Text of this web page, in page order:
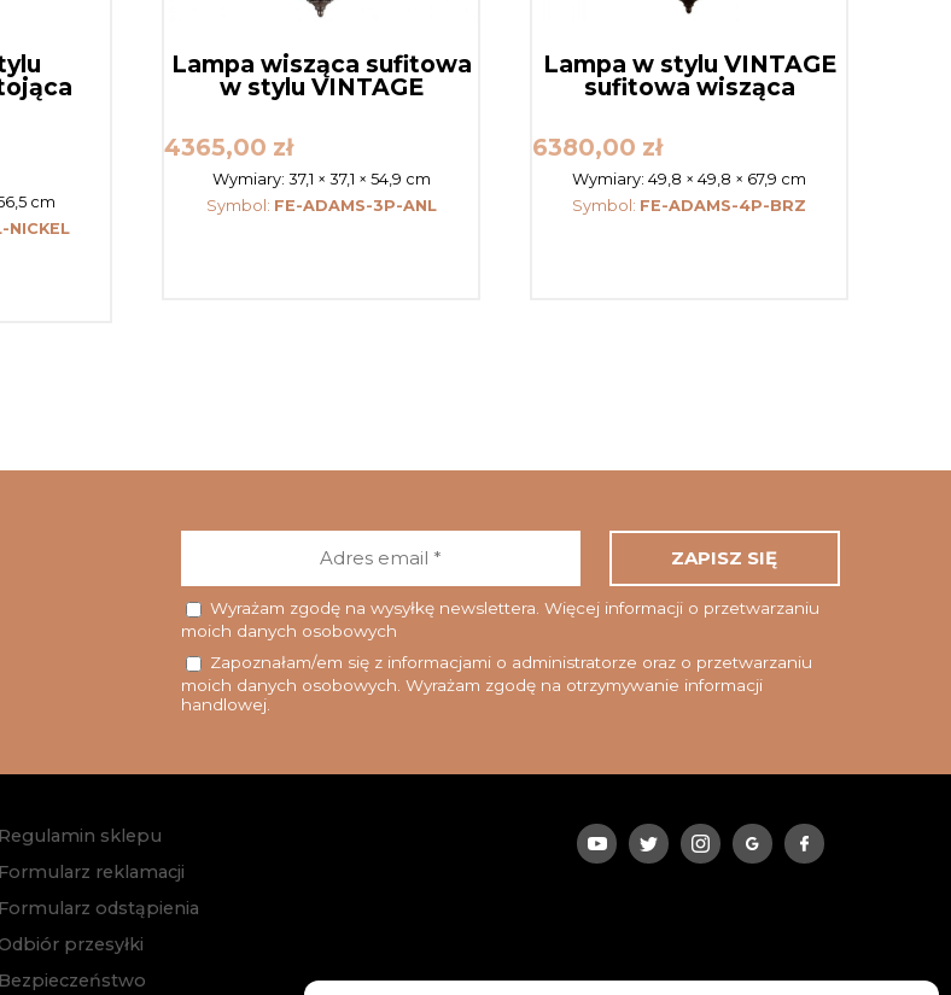
cm
NICKEL
Lampa wisząca sufitowa
w stylu VINTAGE
4365,00 zł
Wymiary: 37,1 × 37,1 × 54,9 cm
Symbol: FE-ADAMS-3P-ANL
Lampa w stylu VINTAGE
sufitowa wisząca
6380,00 zł
Wymiary:49,8 × 49,8 × 67,9 cm
Symbol: FE-ADAMS-4P-BRZ
Adres
*
Wyrażam zgodę na wysyłkę newslettera. Więcej informacji o przetwarzaniu
moich danych osobowych
Zapoznałam/em się z informacjami o administratorze oraz o przetwarzaniu
moich danych osobowych. Wyrażam zgodę na otrzymywanie informacji
handlowej.
Regulamin sklepu
Formularz reklamacji
Formularz odstąpienia
Odbiór przesyłki
Bezpieczeństwo